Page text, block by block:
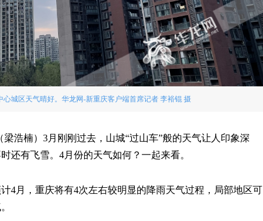
心城区天气晴好。华龙网-新重庆客户端首席记者 李裕锟 摄
浩楠）3月刚刚过去，山城“过山车”般的天气让人印象深
还有飞雪。4月份的天气如何？一起来看。
4月，重庆将有4次左右较明显的降雨天气过程，局部地区可